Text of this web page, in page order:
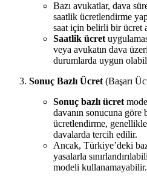
Bazı avukatlar, dava
saatlik ücretlendirme
saat için belirli bir ücret
Saatlik ücret
veya avukatın dava
durumlarda uygun
Sonuç Bazlı Ücret (Başarı
Sonuç bazlı ücret
davanın sonucuna
ücretlendirme,
davalarda tercih edilir.
Ancak, Türkiye’deki
yasalarla
modeli kullanamayabilir.